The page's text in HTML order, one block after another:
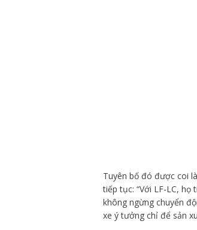
Tuyên bố đó được coi
tiếp tục: “Với LF-LC,
không ngừng chuyển
xe ý tưởng chỉ để sản